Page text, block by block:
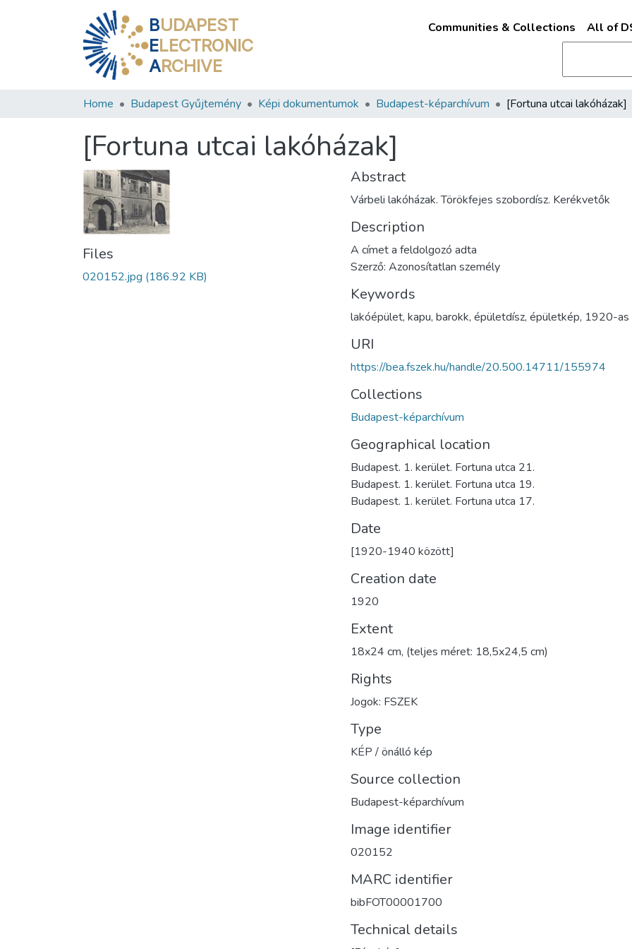
BUDAPEST
ELECTRONIC
ARCHIVE
Communities & Collections All of
Home Budapest Gyűjtemény Képi dokumentumok Budapest-képarchívum [Fortuna utcai lakóházak]
[Fortuna utcai lakóházak]
Files
020152.jpg (186.92 KB)
Abstract
Várbeli lakóházak. Törökfejes szobordísz. Kerékvetők
Description
A címet a feldolgozó adta
Szerző: Azonosítatlan személy
Keywords
lakóépület, kapu, barokk, épületdísz, épületkép, 1920-as
URI
https://bea.fszek.hu/handle/20.500.14711/155974
Collections
Budapest-képarchívum
Geographical location
Budapest. 1. kerület. Fortuna utca 21.
Budapest. 1. kerület. Fortuna utca 19.
Budapest. 1. kerület. Fortuna utca 17.
Date
[1920-1940 között]
Creation date
1920
Extent
18x24 cm, (teljes méret: 18,5x24,5 cm)
Rights
Jogok: FSZEK
Type
KÉP / önálló kép
Source collection
Budapest-képarchívum
Image identifier
020152
MARC identifier
bibFOT00001700
Technical details